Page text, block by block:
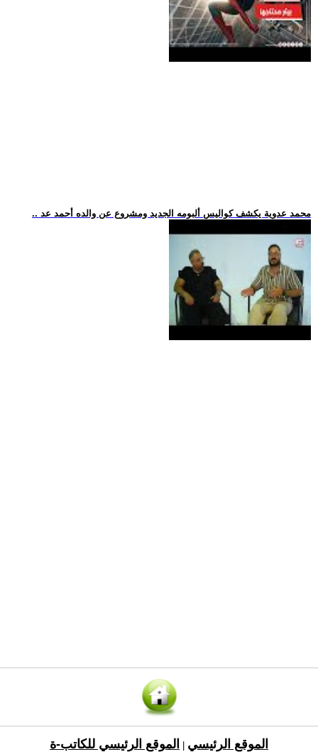
.. محمد عدوية يكشف كواليس ألبومه الجديد ومشروع عن والده أحمد عد
الموقع الرئيسي الموقع الرئيسي للكاتب-ة